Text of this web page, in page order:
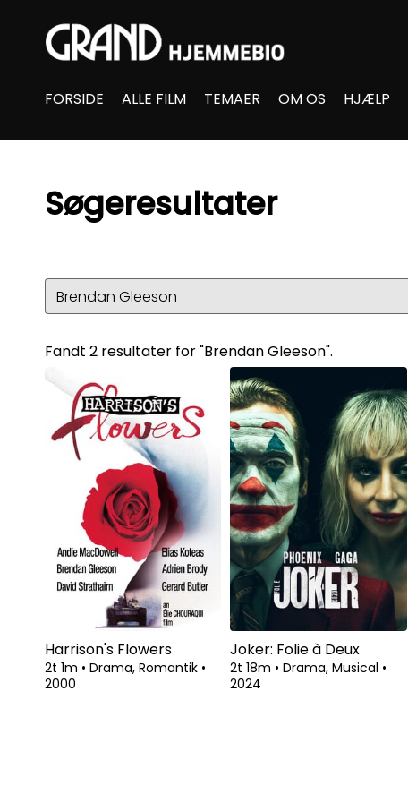
Accessibility Links
FORSIDE ALLE FILM TEMAER OM OS HJÆLP
Søgeresultater
Fandt 2 resultater for "Brendan Gleeson".
Harrison's Flowers
2t 1m • Drama, Romantik •
2000
Joker: Folie à Deux
2t 18m • Drama, Musical •
2024